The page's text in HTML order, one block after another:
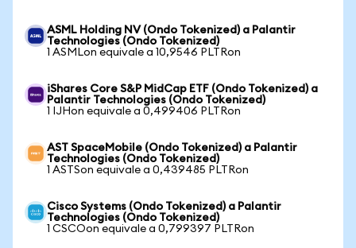
ASML Holding NV (Ondo Tokenized) a Palantir
Technologies (Ondo Tokenized)
1 ASMLon equivale a 10,9546 PLTRon
iShares Core S&P MidCap ETF (Ondo Tokenized) a
Palantir Technologies (Ondo Tokenized)
1 IJHon equivale a 0,499406 PLTRon
AST SpaceMobile (Ondo Tokenized) a Palantir
Technologies (Ondo Tokenized)
1 ASTSon equivale a 0,439485 PLTRon
Cisco Systems (Ondo Tokenized) a Palantir
Technologies (Ondo Tokenized)
1 CSCOon equivale a 0,799397 PLTRon